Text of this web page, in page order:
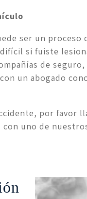
ser un
si fuiste
de
un abogado
por favor
con uno de